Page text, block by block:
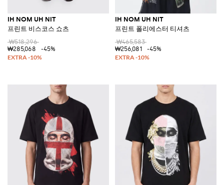
IH NOM UH NIT
프린트 비스코스 쇼츠
₩518,296
₩285,068
-45%
IH NOM UH NIT
프린트 폴리에스터 티셔츠
₩465,583
₩256,081
-45%